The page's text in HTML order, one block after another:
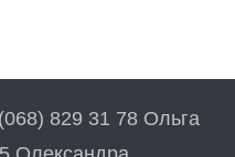
829 31 78 Ольга